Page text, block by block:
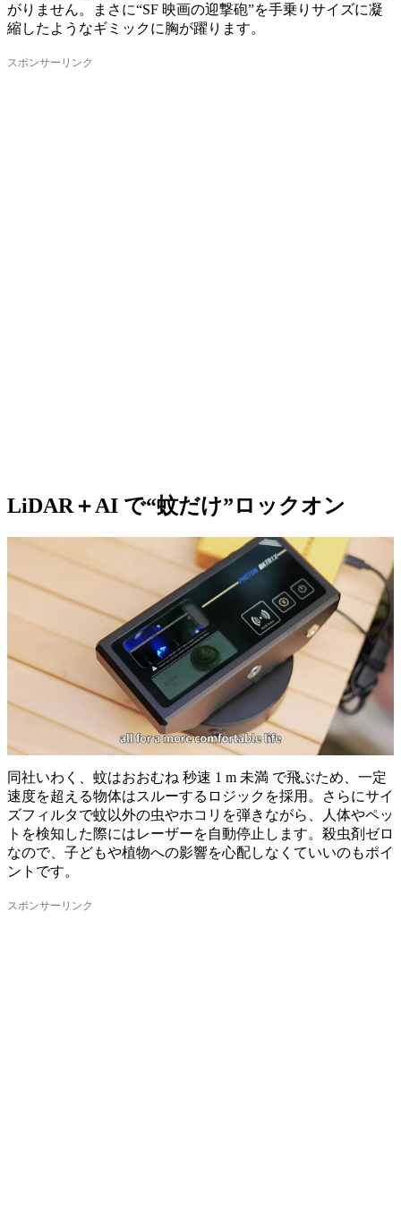
がりません。まさに“SF 映画の迎撃砲”を手乗りサイズに凝
縮したようなギミックに胸が躍ります。
LiDAR＋AI で“蚊だけ”ロックオン
同社いわく、蚊はおおむね 秒速 1 m 未満 で飛ぶため、一定
速度を超える物体はスルーするロジックを採用。さらにサイ
ズフィルタで蚊以外の虫やホコリを弾きながら、人体やペッ
トを検知した際にはレーザーを自動停止します。殺虫剤ゼロ
なので、子どもや植物への影響を心配しなくていいのもポイ
ントです。